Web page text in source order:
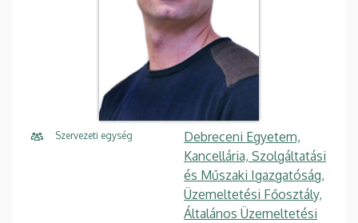
Szervezeti egység
Debreceni Egyetem,
Kancellária, Szolgáltatási
és Műszaki Igazgatóság,
Üzemeltetési Főosztály,
Általános Üzemeltetési